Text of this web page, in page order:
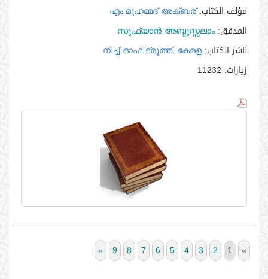
مؤلف الكتاب: എം.മുഹമ്മദ്‌ അക്‌ബര്‍
المدقق: സുഫ്‌യാന്‍ അബ്ദുസ്സലാം
ناشر الكتاب: നിച്ച്‌ ഓഫ്‌ ട്രൂത്ത്‌, കേരള
زيارات:
«
1
2
3
4
5
6
7
8
9
»